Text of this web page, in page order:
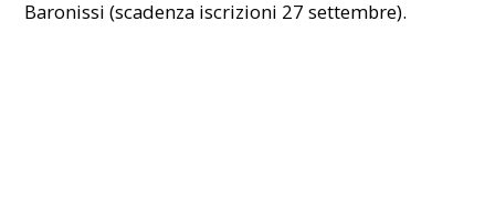
Baronissi (scadenza iscrizioni 27 settembre).